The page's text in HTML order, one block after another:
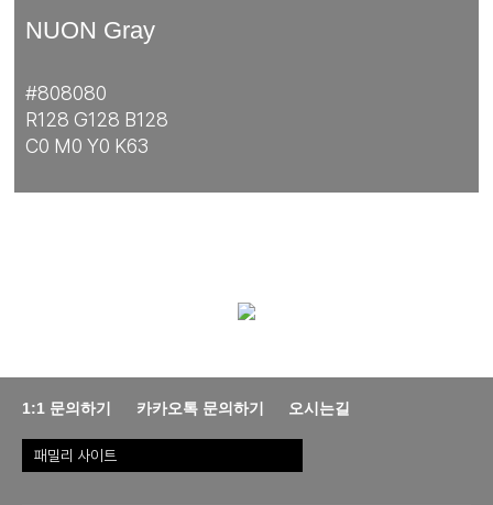
NUON Gray
#808080
R128 G128 B128
C0 M0 Y0 K63
1:1 문의하기 카카오톡 문의하기 오시는길
패밀리 사이트